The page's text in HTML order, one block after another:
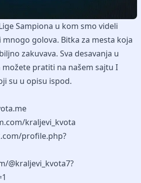
Sampiona u kom smo videli
mnogo golova. Bitka za mesta koja
zakuvava. Sva desavanja u
možete pratiti na našem sajtu I
su u opisu ispod.
kraljevi_kvota
profile.php?
@kraljevi_kvota7?